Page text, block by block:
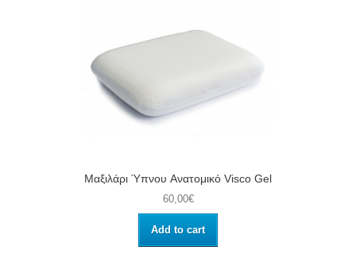
Μαξιλάρι Ύπνου Aνατομικό Visco Gel
60,00€
Add to cart